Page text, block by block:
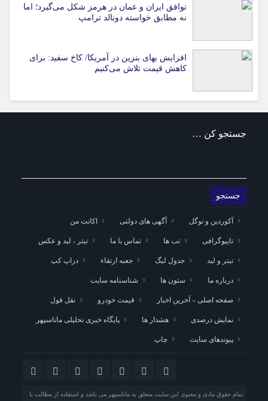
توافق ایران و عمان در هرمز شکل می‌گیرد؛ اما
نه مطابق خواسته دونالد ترامپ
افزایش بهای بنزین در آمریکا/ کاخ سفید: برای
کاهش قیمت تلاش می‌کنیم
جستجو کن …
آکوردین و توگل آگهی های دولتی اکانت من
تایپوگرافی تب ها تماس با ما تیتر ، لید و عکس
تیتر و لید جدول لیگ جعبه ارتقاء دراپ کپ
درباره ما ستون ها شناسنامه سایت
صفحه اصلی – آخرین اخبار قیمت خودرو نقل قول
نمایش درصدی هشدار ها پایگاه خبری تحلیلی ماناسپهر
پیوندهای سایت چاپ
تمام حقوق مادی و معنوی این سایت متعلق به ماناسپهر می باشد و استفاده از مطالب با